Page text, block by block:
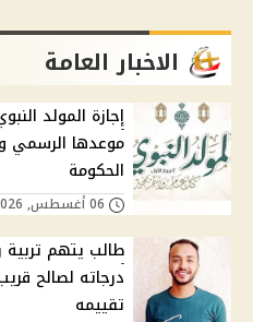
الاخبار العامة
موعدها الرسمي
الحكومة
طالب يتهم
درجاته لصالح
تقييمه